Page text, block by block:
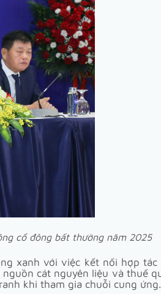
cổ đông bất thường năm 2025
xanh với việc kết nối hợp tác
cát nguyên liệu và thuế
khi tham gia chuỗi cung ứng.